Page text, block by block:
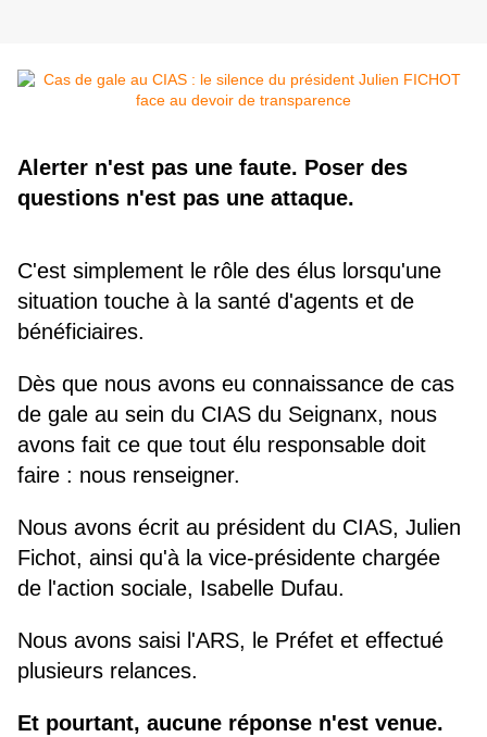
Alerter n'est pas une faute. Poser des
questions n'est pas une attaque.
C'est simplement le rôle des élus lorsqu'une
situation touche à la santé d'agents et de
bénéficiaires.
Dès que nous avons eu connaissance de cas
de gale au sein du CIAS du Seignanx, nous
avons fait ce que tout élu responsable doit
faire : nous renseigner.
Nous avons écrit au président du CIAS, Julien
Fichot, ainsi qu'à la vice-présidente chargée
de l'action sociale, Isabelle Dufau.
Nous avons saisi l'ARS, le Préfet et effectué
plusieurs relances.
Et pourtant, aucune réponse n'est venue.